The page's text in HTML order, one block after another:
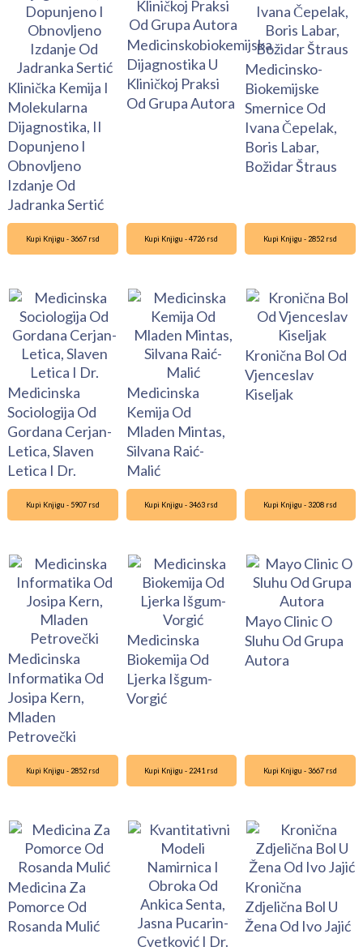
Klinička Kemija I
Molekularna
Dijagnostika, II
Dopunjeno I
Obnovljeno
Izdanje Od
Jadranka Sertić
Medicinskobiokemijska
Dijagnostika U
Kliničkoj Praksi
Od Grupa Autora
Medicinsko-
Biokemijske
Smernice Od
Ivana Čepelak,
Boris Labar,
Božidar Štraus
Kupi Knjigu - 3667 rsd
Medicinska
Sociologija Od
Gordana Cerjan-
Letica, Slaven
Letica I Dr.
Kupi Knjigu - 4726 rsd
Medicinska
Kemija Od
Mladen Mintas,
Silvana Raić-
Malić
Kupi Knjigu - 2852 rsd
Kronična Bol Od
Vjenceslav
Kiseljak
Kupi Knjigu - 5907 rsd
Medicinska
Informatika Od
Josipa Kern,
Mladen
Petrovečki
Kupi Knjigu - 3463 rsd
Medicinska
Biokemija Od
Ljerka Išgum-
Vorgić
Kupi Knjigu - 3208 rsd
Mayo Clinic O
Sluhu Od Grupa
Autora
Kupi Knjigu - 2852 rsd
Medicina Za
Pomorce Od
Rosanda Mulić
Kupi Knjigu - 2241 rsd Kupi Knjigu - 3667 rsd
Kronična
Zdjelična Bol U
Žena Od Ivo Jajić